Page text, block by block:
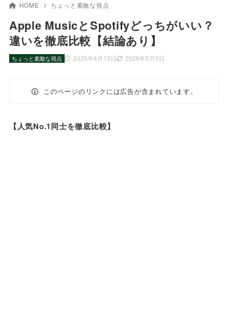
HOME ちょっと素敵な視点
Apple MusicとSpotifyどっちがいい？
違いを徹底比較【結論あり】
2026年4月13日 2026年5月5日
ちょっと素敵な視点
このページのリンクには広告が含まれています。
【人気No.1同士を徹底比較】